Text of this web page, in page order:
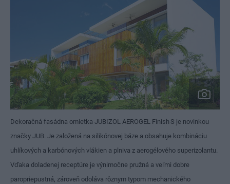
Dekoračná fasádna omietka JUBIZOL AEROGEL Finish S je novinkou
značky JUB. Je založená na silikónovej báze a obsahuje kombináciu
uhlíkových a karbónových vlákien a plniva z aerogélového superizolantu.
Vďaka doladenej receptúre je výnimočne pružná a veľmi dobre
paropriepustná, zároveň odoláva rôznym typom mechanického